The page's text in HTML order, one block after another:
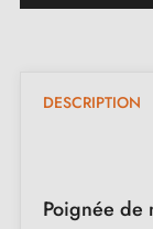
DESCRIPTION
Poignée de